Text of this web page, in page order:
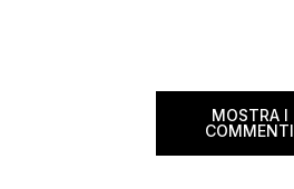
MOSTRA I
COMMENTI